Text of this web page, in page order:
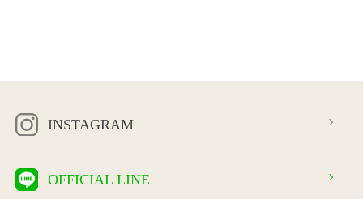
INSTAGRAM
OFFICIAL LINE